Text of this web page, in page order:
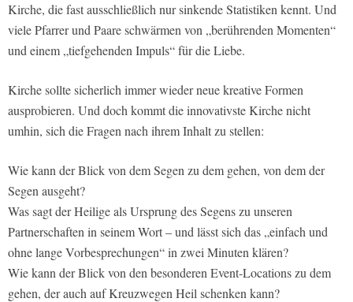
Kirche, die fast ausschließlich nur sinkende Statistiken kennt. Und
viele Pfarrer und Paare schwärmen von „berührenden Momenten“
und einem „tiefgehenden Impuls“ für die Liebe.
Kirche sollte sicherlich immer wieder neue kreative Formen
ausprobieren. Und doch kommt die innovativste Kirche nicht
umhin, sich die Fragen nach ihrem Inhalt zu stellen:
Wie kann der Blick von dem Segen zu dem gehen, von dem der
Segen ausgeht?
Was sagt der Heilige als Ursprung des Segens zu unseren
Partnerschaften in seinem Wort – und lässt sich das „einfach und
ohne lange Vorbesprechungen“ in zwei Minuten klären?
Wie kann der Blick von den besonderen Event-Locations zu dem
gehen, der auch auf Kreuzwegen Heil schenken kann?